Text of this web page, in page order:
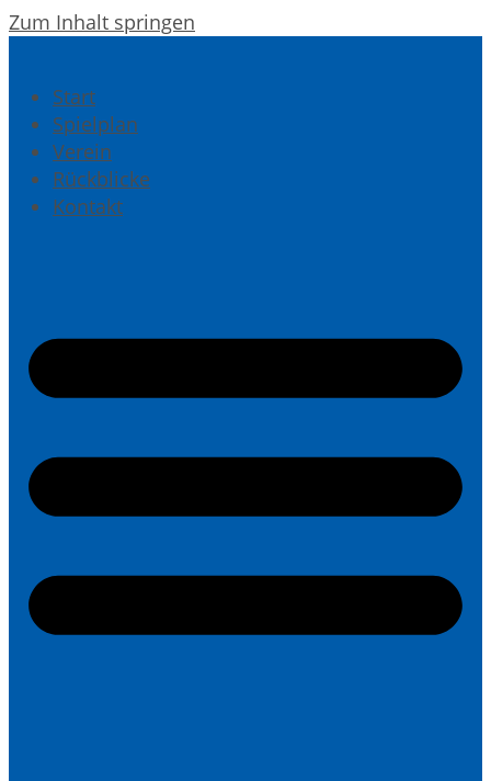
Zum Inhalt springen
Start
Spielplan
Verein
Rückblicke
Kontakt